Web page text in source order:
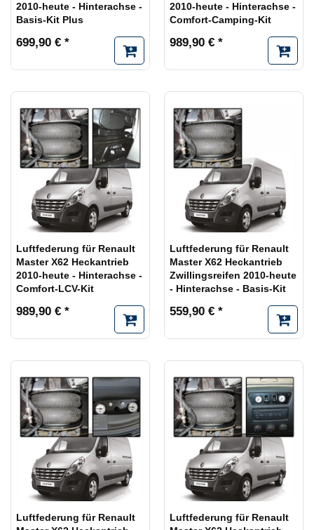
2010-heute - Hinterachse -
Basis-Kit Plus
699,90 € *
2010-heute - Hinterachse -
Comfort-Camping-Kit
989,90 € *
Luftfederung für Renault
Master X62 Heckantrieb
2010-heute - Hinterachse -
Comfort-LCV-Kit
989,90 € *
Luftfederung für Renault
Master X62 Heckantrieb
Zwillingsreifen 2010-heute
- Hinterachse - Basis-Kit
559,90 € *
Luftfederung für Renault
Luftfederung für Renault